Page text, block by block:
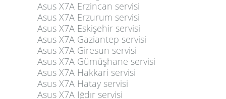
Asus X7A Erzincan servisi
Asus X7A Erzurum servisi
Asus X7A Eskişehir servisi
Asus X7A Gaziantep servisi
Asus X7A Giresun servisi
Asus X7A Gümüşhane servisi
Asus X7A Hakkari servisi
Asus X7A Hatay servisi
Asus X7A Iğdır servisi